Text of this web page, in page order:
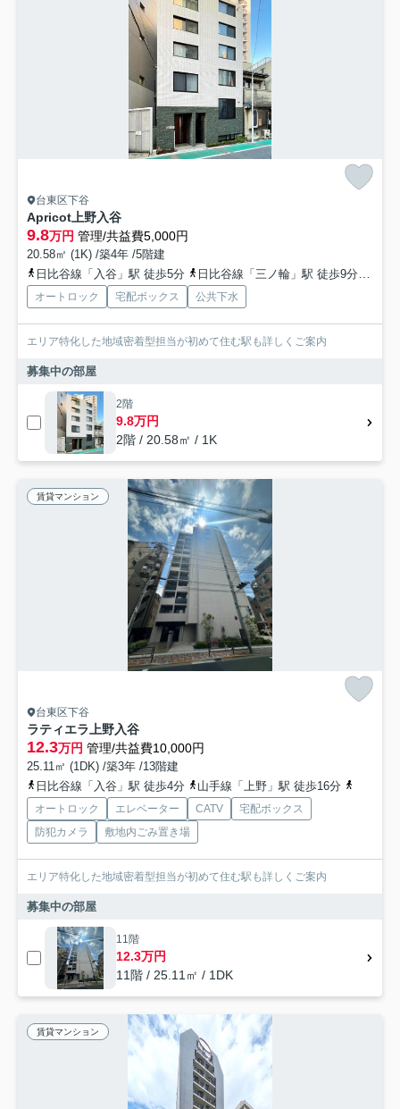
台東区下谷
Apricot上野入谷
9.8万円 管理/共益費5,000円
20.58㎡ (1K) /築4年 /5階建
日比谷線「入谷」駅 徒歩5分
日比谷線「三ノ輪」駅 徒歩9分
オートロック 宅配ボックス 公共下水
エリア特化した地域密着型担当が初めて住む駅も詳しくご案内
募集中の部屋
2階
9.8万円
2階 / 20.58㎡ / 1K
賃貸マンション
台東区下谷
ラティエラ上野入谷
12.3万円 管理/共益費10,000円
25.11㎡ (1DK) /築3年 /13階建
日比谷線「入谷」駅 徒歩4分
山手線「上野」駅 徒歩16分
オートロック エレベーター CATV
宅配ボックス
防犯カメラ
敷地内ごみ置き場
エリア特化した地域密着型担当が初めて住む駅も詳しくご案内
募集中の部屋
11階
12.3万円
11階 / 25.11㎡ / 1DK
賃貸マンション